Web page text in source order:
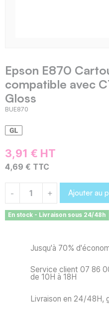
Epson E870
compatible avec
Gloss
BUE870
3,91 € HT
4,69 € TTC
- + Ajouter au
En stock - Livraison sous 24/48h
Jusqu'à 70%
Service client 07 86
de 10H à 18H
Livraison en 24/48H,